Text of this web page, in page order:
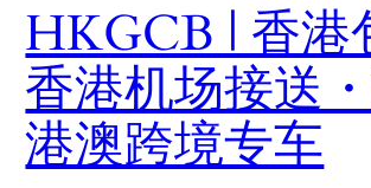
HKGCB | 香港
香港机场接送
港澳跨境专车